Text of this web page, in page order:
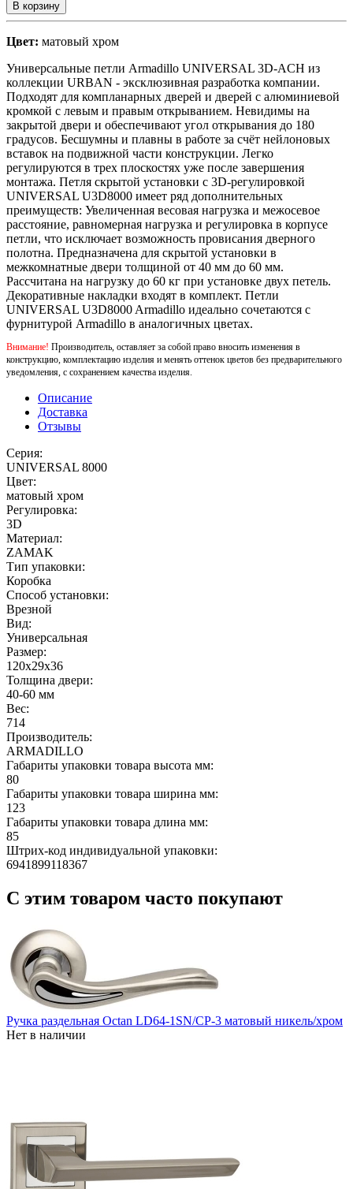
Цвет: матовый хром
Универсальные петли Armadillo UNIVERSAL 3D-ACH из
коллекции URBAN - эксклюзивная разработка компании.
Подходят для компланарных дверей и дверей с алюминиевой
кромкой с левым и правым открыванием. Невидимы на
закрытой двери и обеспечивают угол открывания до 180
градусов. Бесшумны и плавны в работе за счёт нейлоновых
вставок на подвижной части конструкции. Легко
регулируются в трех плоскостях уже после завершения
монтажа. Петля скрытой установки с 3D-регулировкой
UNIVERSAL U3D8000 имеет ряд дополнительных
преимуществ: Увеличенная весовая нагрузка и межосевое
расстояние, равномерная нагрузка и регулировка в корпусе
петли, что исключает возможность провисания дверного
полотна. Предназначена для скрытой установки в
межкомнатные двери толщиной от 40 мм до 60 мм.
Рассчитана на нагрузку до 60 кг при установке двух петель.
Декоративные накладки входят в комплект. Петли
UNIVERSAL U3D8000 Armadillo идеально сочетаются с
фурнитурой Armadillo в аналогичных цветах.
Внимание! Производитель, оставляет за собой право вносить изменения в
конструкцию, комплектацию изделия и менять оттенок цветов без предварительного
уведомления, с сохранением качества изделия.
Описание
Доставка
Отзывы
Серия:
UNIVERSAL 8000
Цвет:
матовый хром
Регулировка:
3D
Материал:
ZAMAK
Тип упаковки:
Коробка
Способ установки:
Врезной
Вид:
Универсальная
Размер:
120х29х36
Толщина двери:
40-60 мм
Вес:
714
Производитель:
ARMADILLO
Габариты упаковки товара высота мм:
80
Габариты упаковки товара ширина мм:
123
Габариты упаковки товара длина мм:
85
Штрих-код индивидуальной упаковки:
6941899118367
С этим товаром часто покупают
Ручка раздельная Octan LD64-1SN/CP-3 матовый никель/хром
Нет в наличии